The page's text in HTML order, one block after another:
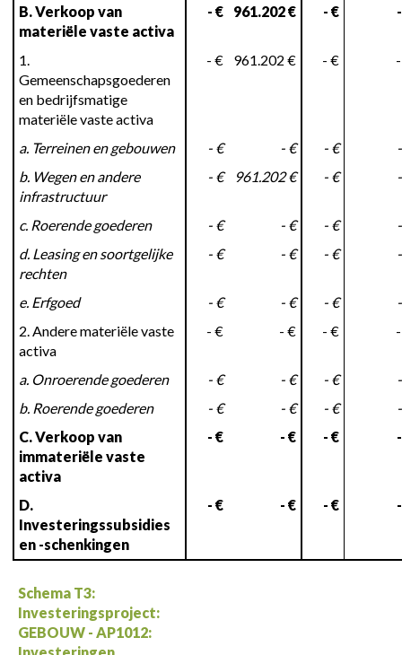
B. Verkoop van
materiële vaste activa
- € 961.202 € - €
1.
Gemeenschapsgoederen
en bedrijfsmatige
materiële vaste activa
- € 961.202 € - €
a. Terreinen en gebouwen - € - € - €
b. Wegen en andere
infrastructuur
- € 961.202 € - €
c. Roerende goederen - € - € - €
d. Leasing en soortgelijke
rechten
- € - € - €
e. Erfgoed - € - € - €
2. Andere materiële vaste
activa
- € - € - €
a. Onroerende goederen - € - € - €
b. Roerende goederen
- € - € - €
C. Verkoop van
immateriële vaste
activa
- € - € - €
D.
Investeringssubsidies
en -schenkingen
- € - € - €
Schema T3:
Investeringsproject:
GEBOUW - AP1012: